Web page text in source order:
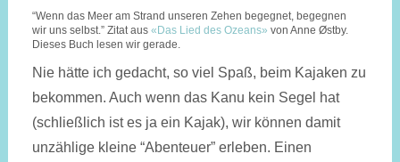
“Wenn das Meer am Strand unseren Zehen begegnet, begegnen
wir uns selbst.” Zitat aus «Das Lied des Ozeans» von Anne Østby.
Dieses Buch lesen wir gerade.
Nie hätte ich gedacht, so viel Spaß, beim Kajaken zu
bekommen. Auch wenn das Kanu kein Segel hat
(schließlich ist es ja ein Kajak), wir können damit
unzählige kleine “Abenteuer” erleben. Einen